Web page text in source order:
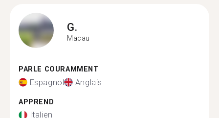
G.
Macau
PARLE COURAMMENT
Espagnol Anglais
APPREND
Italien